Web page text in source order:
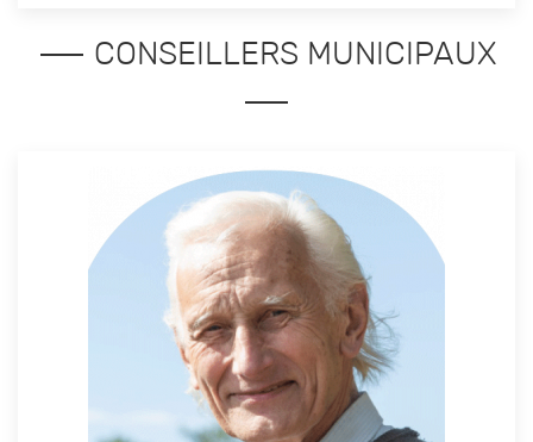
CONSEILLERS MUNICIPAUX